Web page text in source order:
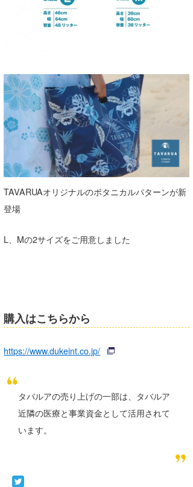
TAVARUAオリジナルのボタニカルパターンが新
登場
L、Mの2サイズをご用意しました
購入はこちらから
https://www.dukeint.co.jp/
タバルアの売り上げの一部は、タバルア
近隣の医療と事業資金として活用されて
います。